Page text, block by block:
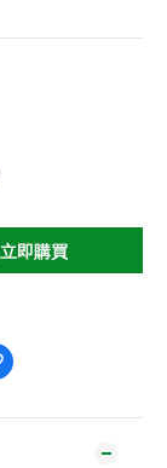
立即購買